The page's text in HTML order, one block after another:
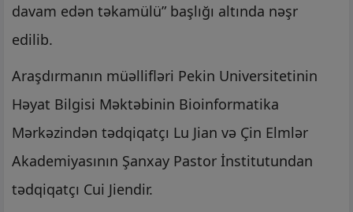
davam edən təkamülü” başlığı altında nəşr
edilib.
Araşdırmanın müəllifləri Pekin Universitetinin
Həyat Bilgisi Məktəbinin Bioinformatika
Mərkəzindən tədqiqatçı Lu Jian və Çin Elmlər
Akademiyasının Şanxay Pastor İnstitutundan
tədqiqatçı Cui Jiendir.